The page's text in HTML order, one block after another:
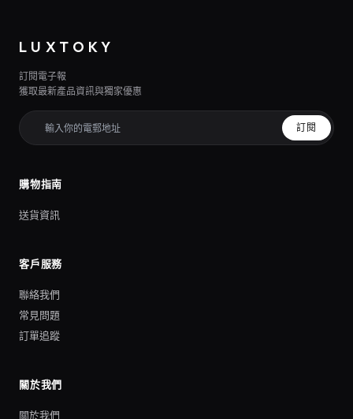
LUXTOKY
訂閱電子報
獲取最新產品資訊與獨家優惠
訂閱
購物指南
送貨資訊
客戶服務
聯絡我們
常見問題
訂單追蹤
關於我們
關於我們